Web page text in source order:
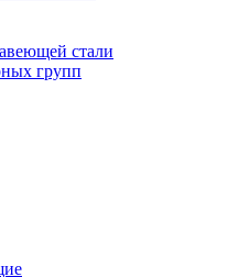
стали
групп